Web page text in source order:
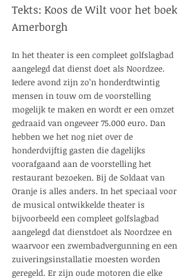
Tekts: Koos de Wilt voor het boek
Amerborgh
In het theater is een compleet golfslagbad
aangelegd dat dienst doet als Noordzee.
Iedere avond zijn zo’n honderdtwintig
mensen in touw om de voorstelling
mogelijk te maken en wordt er een omzet
gedraaid van ongeveer 75.000 euro. Dan
hebben we het nog niet over de
honderdvijftig gasten die dagelijks
voorafgaand aan de voorstelling het
restaurant bezoeken. Bij de Soldaat van
Oranje is alles anders. In het speciaal voor
de musical ontwikkelde theater is
bijvoorbeeld een compleet golfslagbad
aangelegd dat dienstdoet als Noordzee en
waarvoor een zwembadvergunning en een
zuiveringsinstallatie moesten worden
geregeld. Er zijn oude motoren die elke